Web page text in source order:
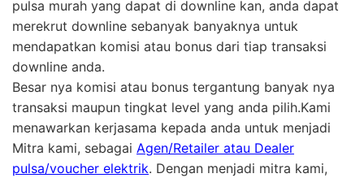
pulsa murah yang dapat di downline kan, anda dapat
merekrut downline sebanyak banyaknya untuk
mendapatkan komisi atau bonus dari tiap transaksi
downline anda.
Besar nya komisi atau bonus tergantung banyak nya
transaksi maupun tingkat level yang anda pilih.Kami
menawarkan kerjasama kepada anda untuk menjadi
Mitra kami, sebagai Agen/Retailer atau Dealer
pulsa/voucher elektrik. Dengan menjadi mitra kami,